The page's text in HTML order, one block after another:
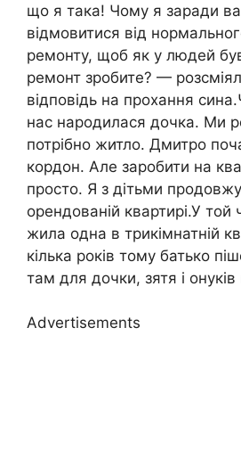
що я така! Чому я заради
відмовитися від
ремонту, щоб як у людей
ремонт зробите? —
відповідь на прохання
нас народилася дочка. Ми
потрібно житло. Дмитро
кордон. Але заробити на
просто. Я з дітьми
орендованій квартирі.У
жила одна в трикімнатній
кілька років тому батько
там для дочки, зятя і
Advertisements